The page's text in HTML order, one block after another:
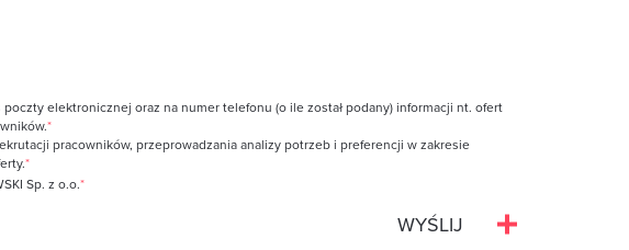
elektronicznej oraz na numer telefonu (o ile został podany) informacji nt. ofert
*
pracowników, przeprowadzania analizy potrzeb i preferencji w zakresie
*
Sp. z o.o.*